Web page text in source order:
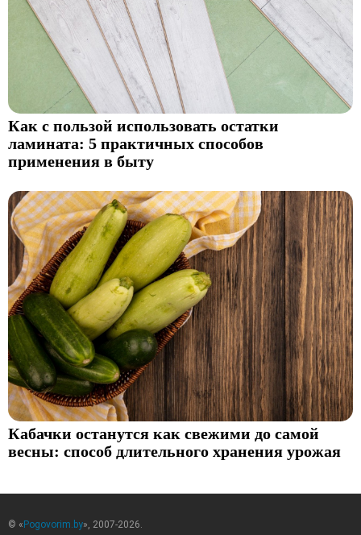
Как с пользой использовать остатки
ламината: 5 практичных способов
применения в быту
Кабачки останутся как свежими до самой
весны: способ длительного хранения урожая
© « Pogovorim.by», 2007-2026.